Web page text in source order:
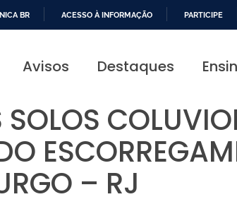
PARA
BR ACESSO À INFORMAÇÃO PARTICIPE
Avisos Destaques
– RJ